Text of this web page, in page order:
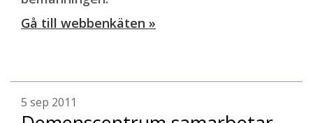
Gå till webbenkäten »
5 sep 2011